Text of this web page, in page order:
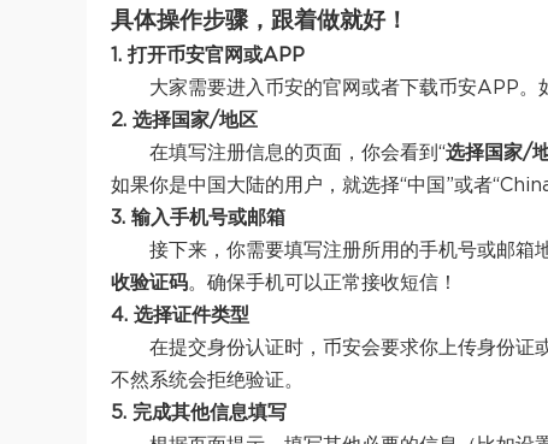
具体操作步骤，跟着做就好！
1. 打开币安官网或APP
大家需要进入币安的官网或者下载币安APP。
2. 选择国家/地区
在填写注册信息的页面，你会看到“选择国家/
如果你是中国大陆的用户，就选择“中国”或者
3. 输入手机号或邮箱
接下来，你需要填写注册所用的手机号或邮箱
收验证码。确保手机可以正常接收短信！
4. 选择证件类型
在提交身份认证时，币安会要求你上传身份证
不然系统会拒绝验证。
5. 完成其他信息填写